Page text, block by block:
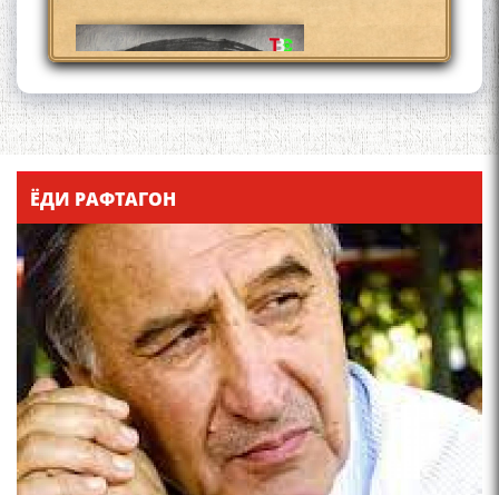
Қадамҷо - Лоҳутӣ
4-уми декабр- зодрӯзи
шоири абадзинда Абулқосим
Лоҳутӣ
ЁДИ РАФТАГОН